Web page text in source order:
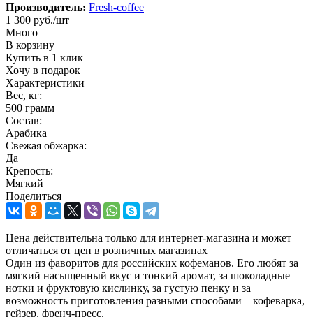
Производитель: Fresh-coffee
1 300 руб./шт
Много
В корзину
Купить в 1 клик
Хочу в подарок
Характеристики
Вес, кг:
500 грамм
Состав:
Арабика
Свежая обжарка:
Да
Крепость:
Мягкий
Поделиться
Цена действительна только для интернет-магазина и может
отличаться от цен в розничных магазинах
Один из фаворитов для российских кофеманов. Его любят за
мягкий насыщенный вкус и тонкий аромат, за шоколадные
нотки и фруктовую кислинку, за густую пенку и за
возможность приготовления разными способами – кофеварка,
гейзер, френч-пресс.